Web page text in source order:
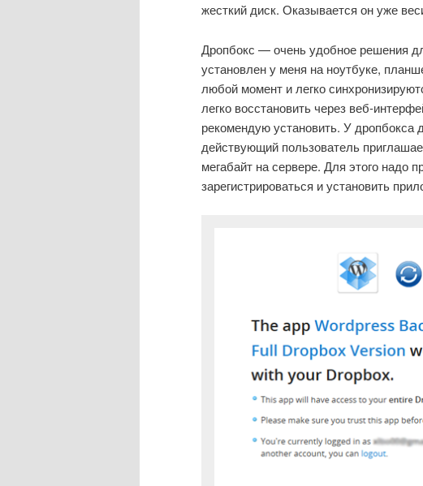
жесткий диск. Оказывается он уже
Дропбокс — очень удобное решения
установлен у меня на ноутбуке,
любой момент и легко
легко восстановить через веб-
рекомендую установить. У дропбокса
действующий пользователь
мегабайт на сервере. Для этого надо
зарегистрироваться и установить